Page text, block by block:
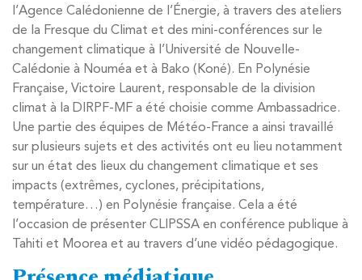
l’Agence Calédonienne de l’Énergie, à travers des ateliers
de la Fresque du Climat et des mini-conférences sur le
changement climatique à l’Université de Nouvelle-
Calédonie à Nouméa et à Bako (Koné). En Polynésie
Française, Victoire Laurent, responsable de la division
climat à la DIRPF-MF a été choisie comme Ambassadrice.
Une partie des équipes de Météo-France a ainsi travaillé
sur plusieurs sujets et des activités ont eu lieu notamment
sur un état des lieux du changement climatique et ses
impacts (extrêmes, cyclones, précipitations,
température…) en Polynésie française. Cela a été
l’occasion de présenter CLIPSSA en conférence publique à
Tahiti et Moorea et au travers d’une vidéo pédagogique.